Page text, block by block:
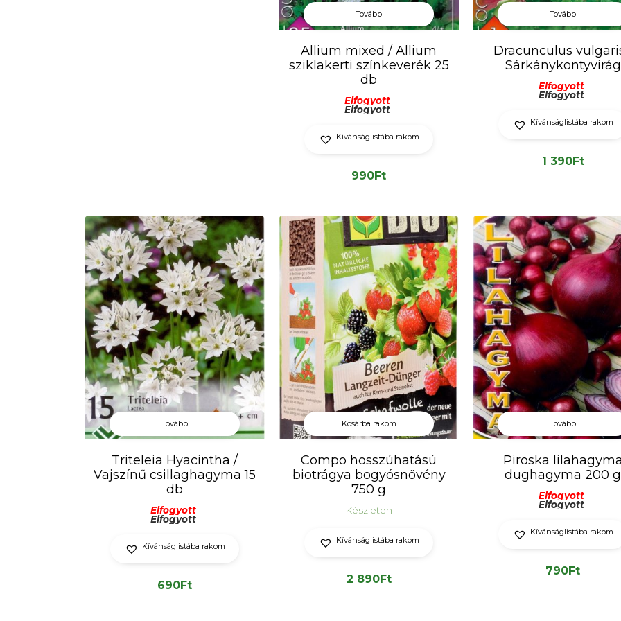
Tovább
Allium mixed / Allium
sziklakerti színkeverék 25
db
Elfogyott
Elfogyott
Kívánságlistába rakom
990Ft
Tovább
Dracunculus
Sárkánykontyvirág
Elfogyott
Elfogyott
Kívánságlistába rakom
1 390Ft
Tovább
Triteleia Hyacintha /
Vajszínű csillaghagyma 15
db
Elfogyott
Elfogyott
Kívánságlistába rakom
690Ft
Kosárba rakom
Compo hosszúhatású
biotrágya bogyósnövény
750 g
Készleten
Kívánságlistába rakom
2 890Ft
Tovább
Piroska
dughagyma 200 g
Elfogyott
Elfogyott
Kívánságlistába rakom
790Ft